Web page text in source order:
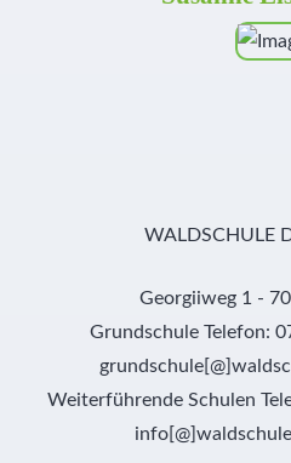
WALDSCHULE
Georgiiweg 1 -
Grundschule Telefon:
Weiterführende Schulen